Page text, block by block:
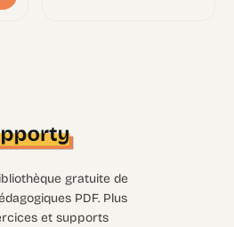
gratuite de
PDF. Plus
et supports